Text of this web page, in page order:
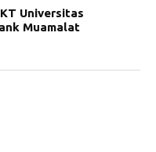
Universitas
Muamalat